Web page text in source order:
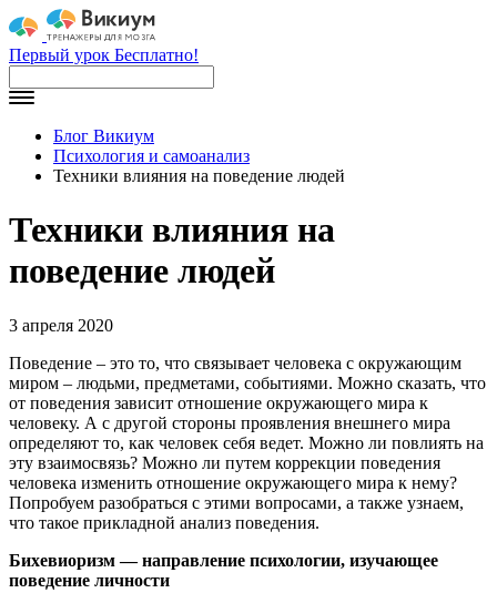
Первый урок Бесплатно!
Блог Викиум
Психология и самоанализ
Техники влияния на поведение людей
Техники влияния на
поведение людей
3 апреля 2020
Поведение – это то, что связывает человека с окружающим
миром – людьми, предметами, событиями. Можно сказать, что
от поведения зависит отношение окружающего мира к
человеку. А с другой стороны проявления внешнего мира
определяют то, как человек себя ведет. Можно ли повлиять на
эту взаимосвязь? Можно ли путем коррекции поведения
человека изменить отношение окружающего мира к нему?
Попробуем разобраться с этими вопросами, а также узнаем,
что такое прикладной анализ поведения.
Бихевиоризм — направление психологии, изучающее
поведение личности